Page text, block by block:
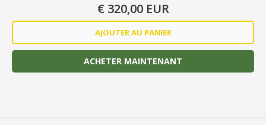
€ 320,00 EUR
ACHETER MAINTENANT